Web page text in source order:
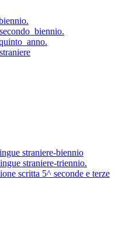
straniere-biennio
straniere-triennio.
scritta 5^ seconde e terze